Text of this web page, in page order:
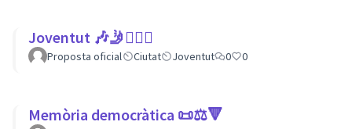
Joventut 🎶🤳🙇🏽‍♀
Proposta oficial Ciutat Joventut 0 0
Memòria democràtica 📜⚖️🔻